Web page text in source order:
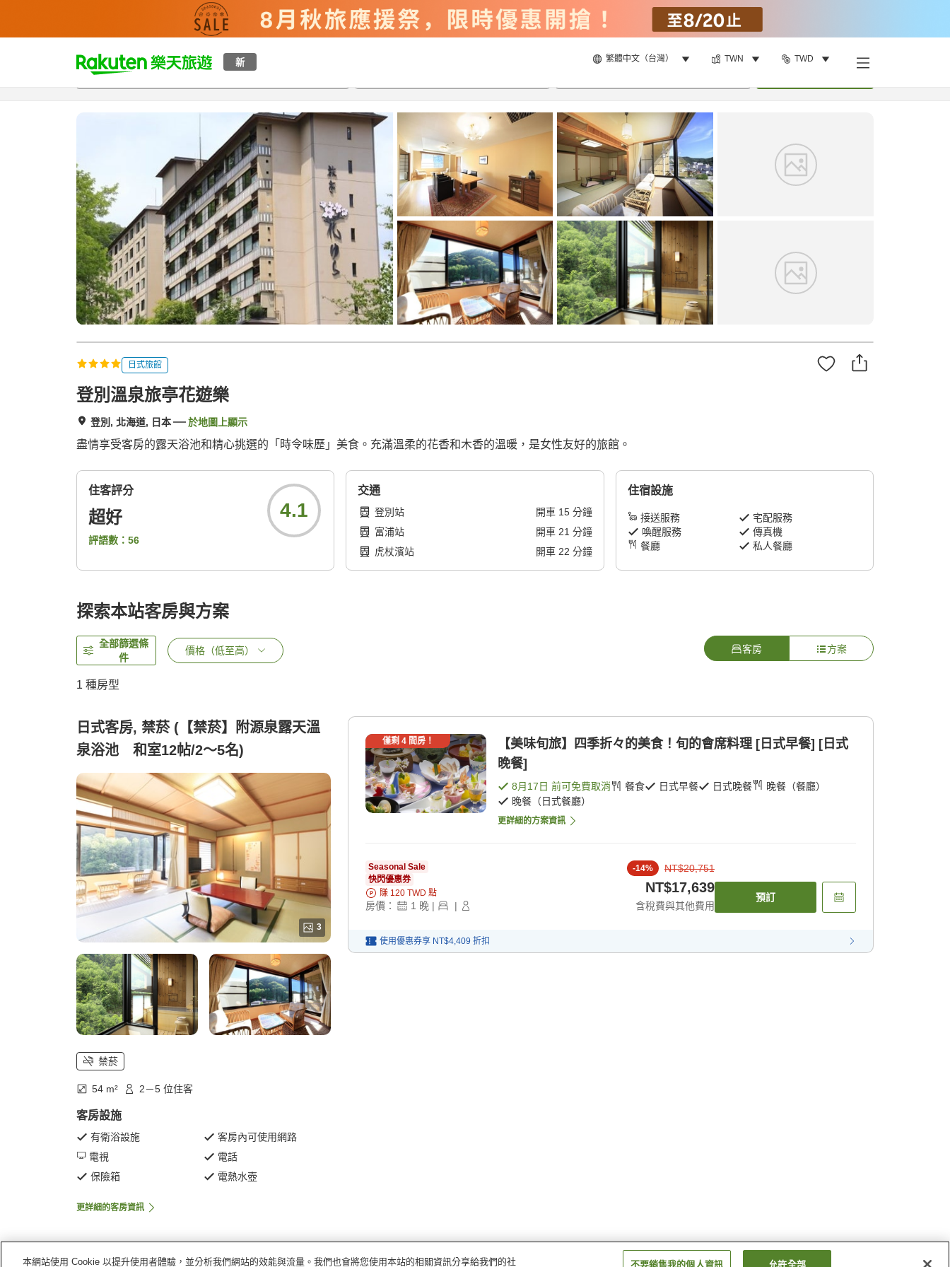
新 繁體中文（台灣） TWN TWD
t
p
s
e
a
r
c
h
總覽客房與方案評語設施
日式旅館
登別溫泉旅亭花遊樂
登別, 北海道, 日本 於地圖上顯示
盡情享受客房的露天浴池和精心挑選的「時令味歷」美食。充滿溫柔的花香和木香的溫暖，是女性友好的旅館。
住客評分
超好
評語數： 56
4.1
交通
登別站 開車 15分鐘
富浦站
開車 21 分鐘
虎杖濱站
開車 22 分鐘
住宿設施
接送服務
宅配服務
喚醒服務
傳真機
餐廳
私人餐廳
探索本站客房與方案
全部篩選條
件
價格（低至高） 客房 方案
1 種房型
日式客房, 禁菸 (【禁菸】附源泉露天溫
泉浴池 和室12帖/2～5名)
3
禁菸
54 m² 2－5 位住客
客房設施
有衛浴設施
客房內可使用網路
電視
電話
保險箱
電熱水壺
更詳細的客房資訊
僅剩 4間房！
【美味旬旅】四季折々的美食！旬的會席料理 [日式早餐] [日式
晚餐]
8月17日 前可免費取消 餐食 日式早餐 日式晚餐
晚餐（餐廳）
晚餐（日式餐廳）
更詳細的方案資訊
Seasonal Sale
快閃優惠券
賺 120 TWD 點
房價： 1 晚 | |
-14% NT$20,751
NT$17,639
含稅費與其他費用
預訂
使用優惠券享 NT$4,409 折扣
本網站使用 Cookie 以提升使用者體驗，並分析我們網站的效能與流量。我們也會將您使用本站的相關資訊分享給我們的社 不要銷售我的個人資訊 允許全部